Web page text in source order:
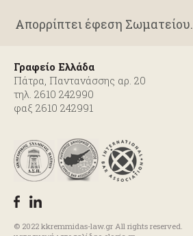
Απορρίπτει έφεση Σωματείου.
Γραφείο Ελλάδα
Πάτρα, Παντανάσσης αρ. 20
τηλ. 2610 242990
φαξ 2610 242991
© 2022 kkremmidas-law.gr All rights reserved.